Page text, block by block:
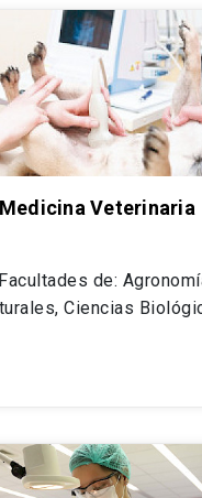
Veterinaria
de:
Ciencias